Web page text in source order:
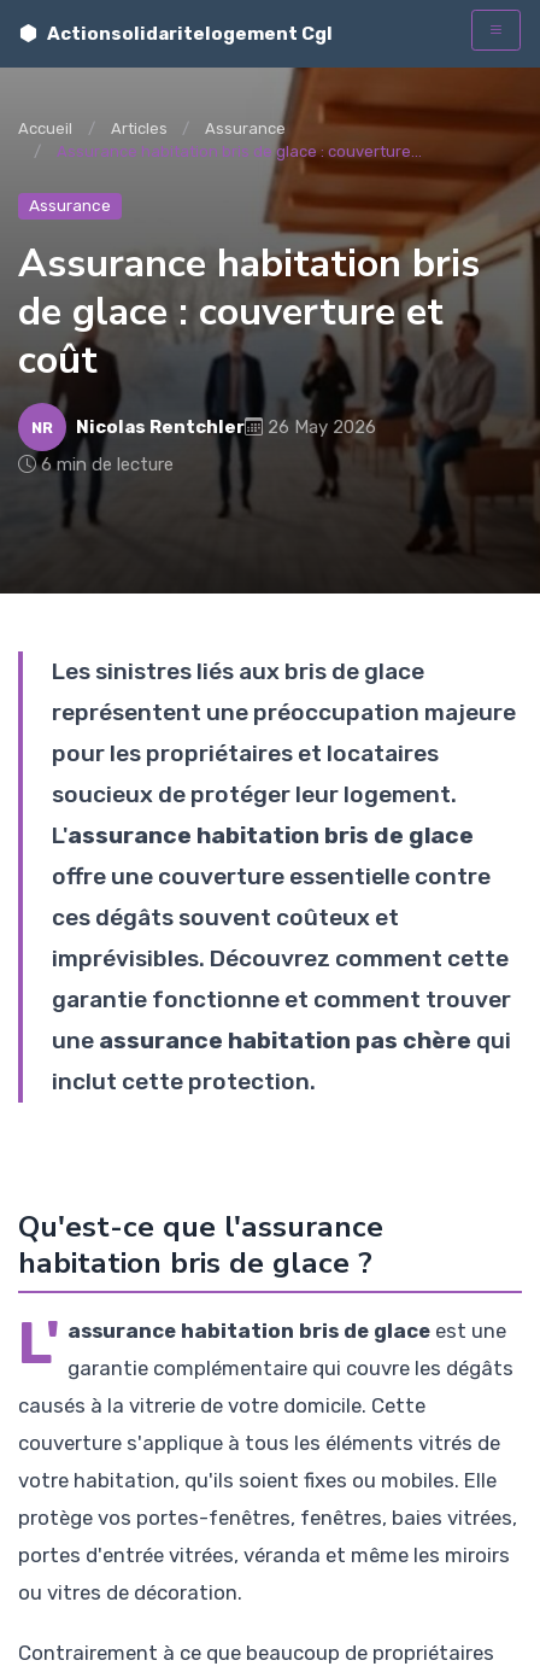
Actionsolidaritelogement Cgl
Accueil Articles
Assurance
Assurance habitation bris de glace : couverture...
Assurance
Assurance habitation bris
de glace : couverture et
coût
NR Nicolas Rentchler
26 May 2026
6 min de lecture
Les sinistres liés aux bris de glace
représentent une préoccupation majeure
pour les propriétaires et locataires
soucieux de protéger leur logement.
L'assurance habitation bris de glace
offre une couverture essentielle contre
ces dégâts souvent coûteux et
imprévisibles. Découvrez comment cette
garantie fonctionne et comment trouver
une assurance habitation pas chère qui
inclut cette protection.
Qu'est-ce que l'assurance
habitation bris de glace ?
L' assurance habitation bris de glace est une
garantie complémentaire qui couvre les dégâts
causés à la vitrerie de votre domicile. Cette
couverture s'applique à tous les éléments vitrés de
votre habitation, qu'ils soient fixes ou mobiles. Elle
protège vos portes-fenêtres, fenêtres, baies vitrées,
portes d'entrée vitrées, véranda et même les miroirs
ou vitres de décoration.
Contrairement à ce que beaucoup de propriétaires